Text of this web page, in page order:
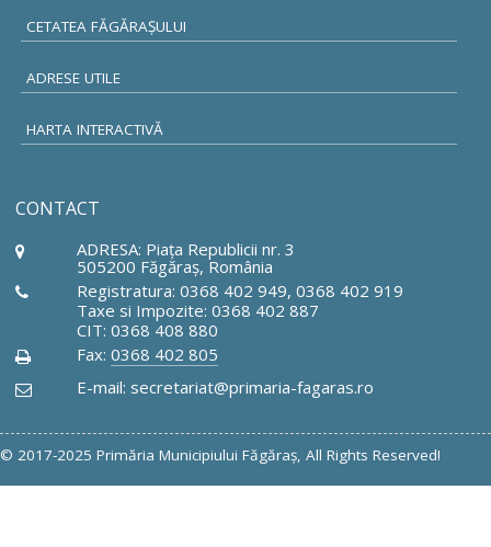
CETATEA FĂGĂRAŞULUI
ADRESE UTILE
HARTA INTERACTIVĂ
CONTACT
ADRESA: Piaţa Republicii nr. 3
505200 Făgăraş, România
Registratura: 0368 402 949, 0368 402 919
Taxe si Impozite: 0368 402 887
CIT: 0368 408 880
Fax: 0368 402 805
E-mail: secretariat@primaria-fagaras.ro
© 2017-2025 Primăria Municipiului Făgăraş, All Rights Reserved!